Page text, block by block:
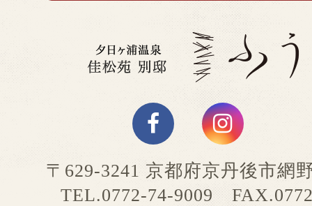
〒629-3241 京都府京丹後市網
TEL.0772-74-9009